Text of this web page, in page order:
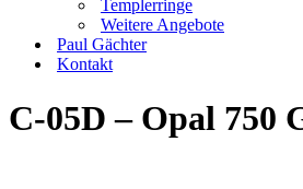
Templerringe
Weitere Angebote
Paul Gächter
Kontakt
C-05D – Opal 750